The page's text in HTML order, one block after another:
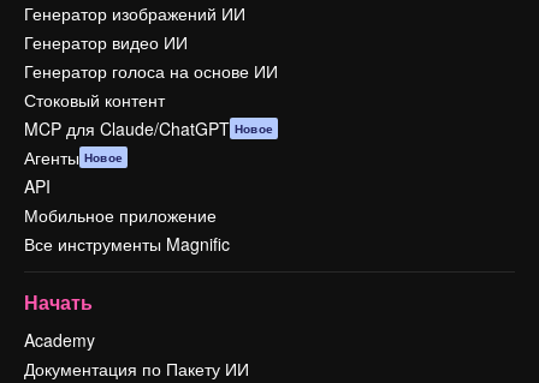
Генератор изображений ИИ
Генератор видео ИИ
Генератор голоса на основе ИИ
Стоковый контент
MCP для Claude/ChatGPT Новое
Агенты Новое
API
Мобильное приложение
Все инструменты Magnific
Начать
Academy
Документация по Пакету ИИ